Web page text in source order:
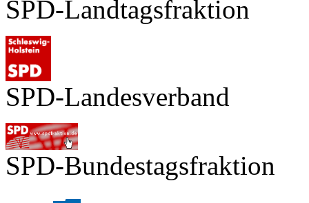
SPD-Landtagsfraktion
SPD-Landesverband
SPD-Bundestagsfraktion